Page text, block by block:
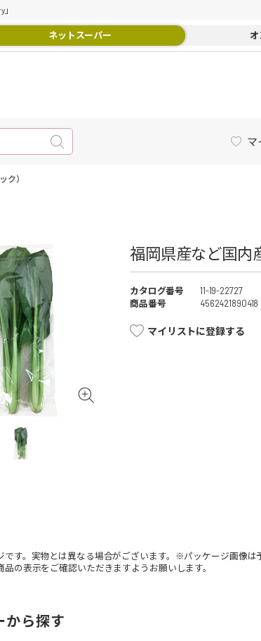
ネットスーパー
マ
ク）
福岡県産など国
カタログ番号
11-19-22727
商品番号
4562421890418
マイリストに登録する
す。実物とは異なる場合がございます。※パッケージ画像
の表示をご確認いただきますようお願いします。
から探す